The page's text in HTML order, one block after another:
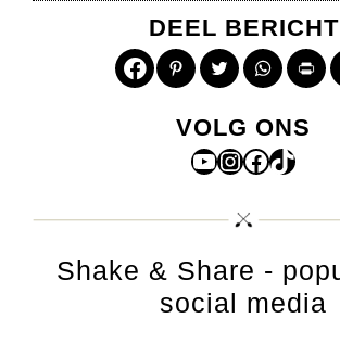
DEEL BERICHT
PinterestTwitter
VOLG ONS
YouTube
Instagram
Facebook
TikTok
Shake & Share -
social media